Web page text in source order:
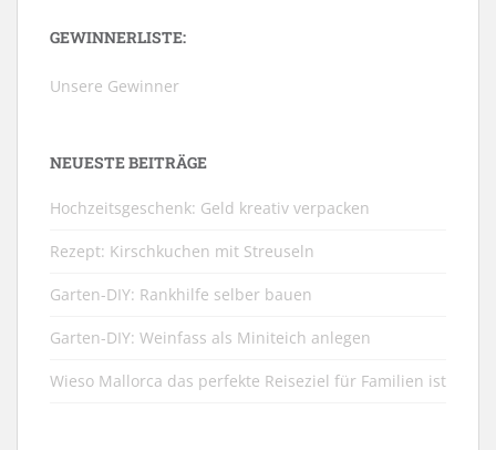
GEWINNERLISTE:
Unsere Gewinner
NEUESTE BEITRÄGE
Hochzeitsgeschenk: Geld kreativ verpacken
Rezept: Kirschkuchen mit Streuseln
Garten-DIY: Rankhilfe selber bauen
Garten-DIY: Weinfass als Miniteich anlegen
Wieso Mallorca das perfekte Reiseziel für Familien ist